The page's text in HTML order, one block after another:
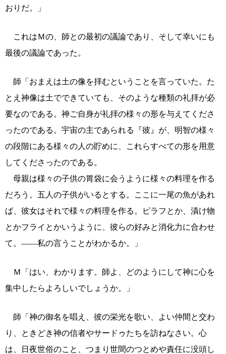
おりだ。」
これはＭの、師との最初の議論であり、そして幸いにも
最後の議論であった。
師「おまえは土の像を拝むということを言っていた。た
とえ神像は土でできていても、そのような種類の礼拝が必
要なのである。神ご自身が礼拝の様々の形を与えてくださ
ったのである。宇宙の主であられる『彼』が、明智の様々
の段階にある様々の人の貯めに、これらすべての形を用意
してくださったのである。
母親は様々の子供の胃袋に会うように様々の料理を作る
だろう。五人の子供がいるとする。ここに一尾の魚があれ
ば、彼女はそれで様々の料理を作る。ピラフとか、漬け物
とかフライとかいうように、彼らの好みと消化力に合わせ
て。――私の言うことがわかるか。」
Ｍ「はい、わかります。師よ、どのようにして神に心を
集中したらよろしいでしょうか。」
師「神の御名を唱え、彼の栄光を歌い、よい仲間と交わ
り、ときどき神の信者やサードゥたちを訪ねなさい。心
は、日夜世俗のこと、つまり世間のつとめや責任に没頭し